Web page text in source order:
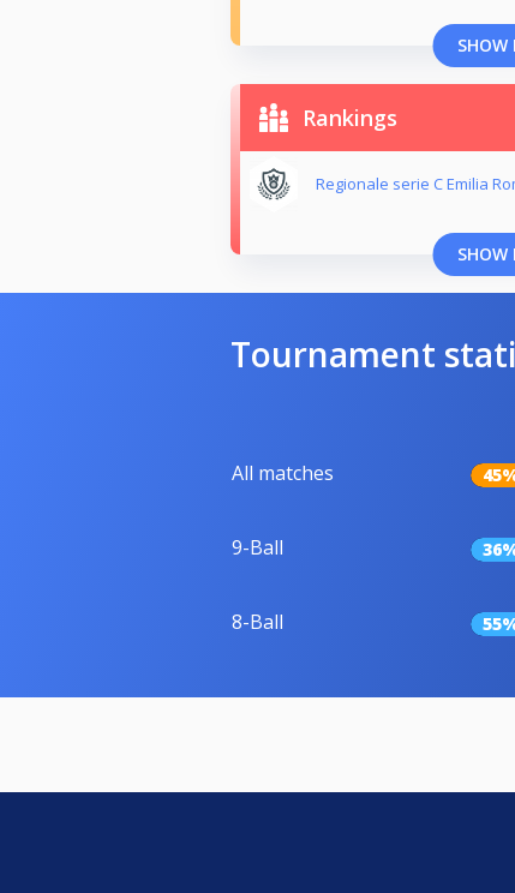
SHOW
Rankings
Regionale serie C Emilia
SHOW
Tournament
All matches
9-Ball
8-Ball